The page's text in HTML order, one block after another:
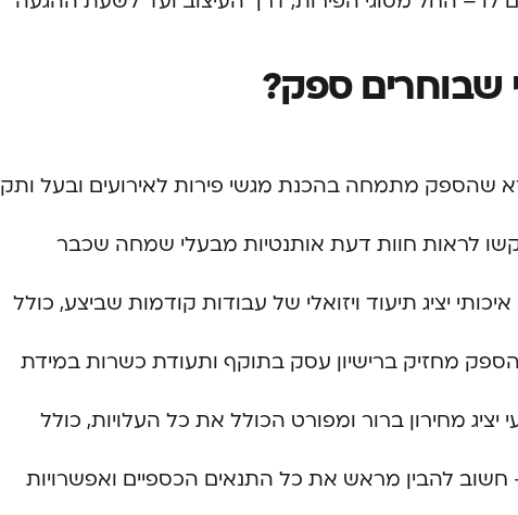
שבוחרים ספק?
שהספק מתמחה בהכנת מגשי פירות לאירועים ובעל ותק
לראות חוות דעת אותנטיות מבעלי שמחה שכבר
יציג תיעוד ויזואלי של עבודות קודמות שביצע, כולל
מחזיק ברישיון עסק בתוקף ותעודת כשרות במידת
מחירון ברור ומפורט הכולל את כל העלויות, כולל
– חשוב להבין מראש את כל התנאים הכספיים ואפשרויות